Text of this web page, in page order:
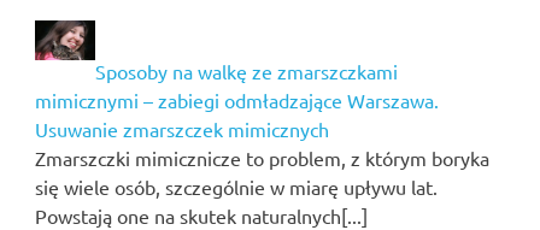
Sposoby na walkę ze zmarszczkami
mimicznymi – zabiegi odmładzające Warszawa.
Usuwanie zmarszczek mimicznych
Zmarszczki mimicznicze to problem, z którym boryka
się wiele osób, szczególnie w miarę upływu lat.
Powstają one na skutek naturalnych[...]